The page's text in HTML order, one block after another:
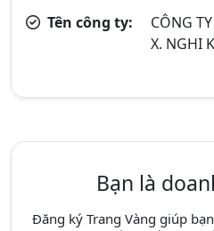
Tên công ty:
CÔNG
X. NGHI
Bạn là
Đăng ký Trang Vàng giúp